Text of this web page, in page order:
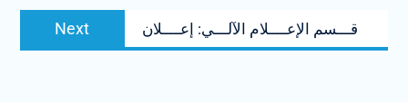
Next
Next
post:
قـــسم الإعــــلام الآلـــي: إعــــلان